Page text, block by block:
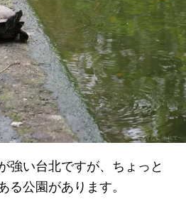
強い台北ですが、ちょっと
公園があります。